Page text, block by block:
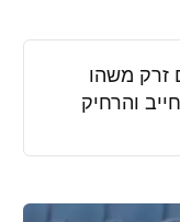
זרק משהו
והרחיק